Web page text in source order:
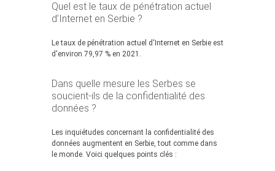
Quel est le taux de pénétration actuel
d’Internet en Serbie ?
Le taux de pénétration actuel d'Internet en Serbie est
d'environ 79,97 % en 2021.
Dans quelle mesure les Serbes se
soucient-ils de la confidentialité des
données ?
Les inquiétudes concernant la confidentialité des
données augmentent en Serbie, tout comme dans
le monde. Voici quelques points clés :